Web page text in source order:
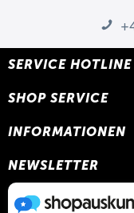
SERVICE HOTLINE
SHOP SERVICE
INFORMATIONEN
NEWSLETTER